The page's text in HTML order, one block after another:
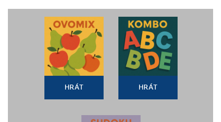
HRÁT HRÁT